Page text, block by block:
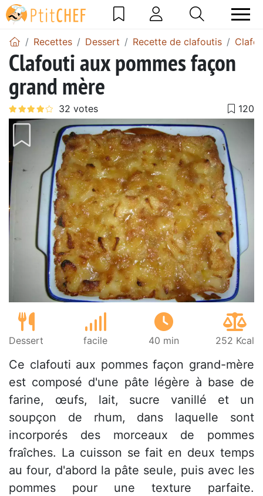
Recettes Dessert Recette de clafoutis
Clafouti aux pommes façon
grand mère
Dessert facile 40 min 252 Kcal
Ce clafouti aux pommes façon grand-mère
est composé d'une pâte légère à base de
farine, œufs, lait, sucre vanillé et un
soupçon de rhum, dans laquelle sont
incorporés des morceaux de pommes
fraîches. La cuisson se fait en deux temps
au four, d'abord la pâte seule, puis avec les
pommes pour une texture parfaite.